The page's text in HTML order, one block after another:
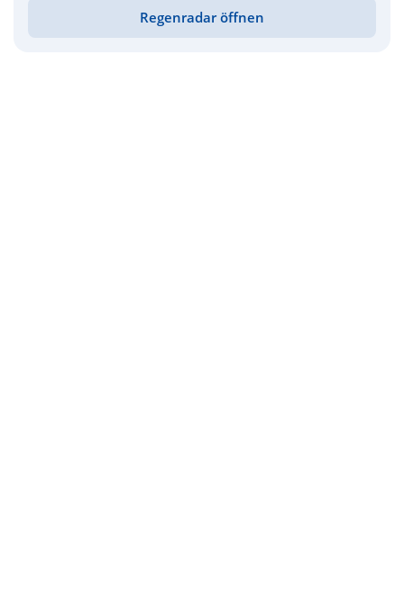
Regenradar öffnen